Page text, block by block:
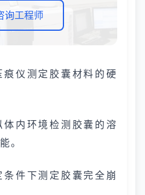
询工程师
仪测定胶囊材料的硬
内环境检测胶囊的溶
。
件下测定胶囊完全崩